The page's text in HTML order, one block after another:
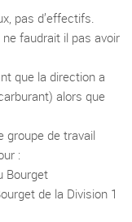
pas d’effectifs.
faudrait il pas avoir
que la direction a
alors que
groupe de travail
:
Bourget
de la Division 1